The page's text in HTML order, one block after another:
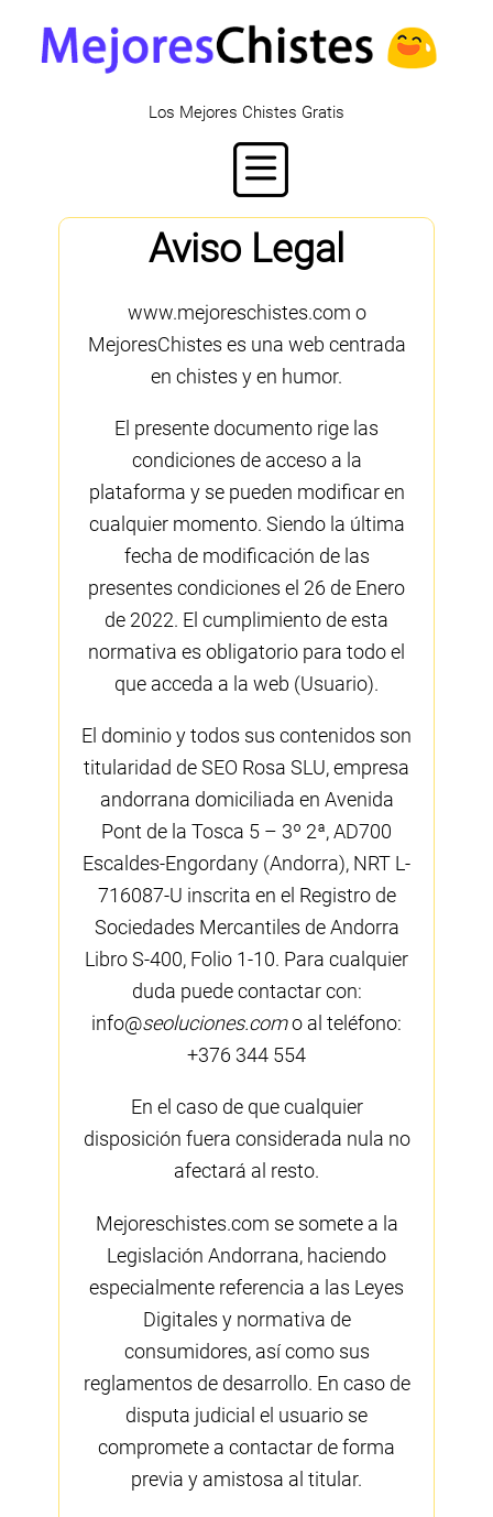
Los Mejores Chistes Gratis
Aviso Legal
www.mejoreschistes.com o
MejoresChistes es una web centrada
en chistes y en humor.
El presente documento rige las
condiciones de acceso a la
plataforma y se pueden modificar en
cualquier momento. Siendo la última
fecha de modificación de las
presentes condiciones el 26 de Enero
de 2022. El cumplimiento de esta
normativa es obligatorio para todo el
que acceda a la web (Usuario).
El dominio y todos sus contenidos son
titularidad de SEO Rosa SLU, empresa
andorrana domiciliada en Avenida
Pont de la Tosca 5 – 3º 2ª, AD700
Escaldes-Engordany (Andorra), NRT L-
716087-U inscrita en el Registro de
Sociedades Mercantiles de Andorra
Libro S-400, Folio 1-10. Para cualquier
duda puede contactar con:
info@seoluciones.como al teléfono:
+376 344 554
En el caso de que cualquier
disposición fuera considerada nula no
afectará al resto.
Mejoreschistes.com se somete a la
Legislación Andorrana, haciendo
especialmente referencia a las Leyes
Digitales y normativa de
consumidores, así como sus
reglamentos de desarrollo. En caso de
disputa judicial el usuario se
compromete a contactar de forma
previa y amistosa al titular.